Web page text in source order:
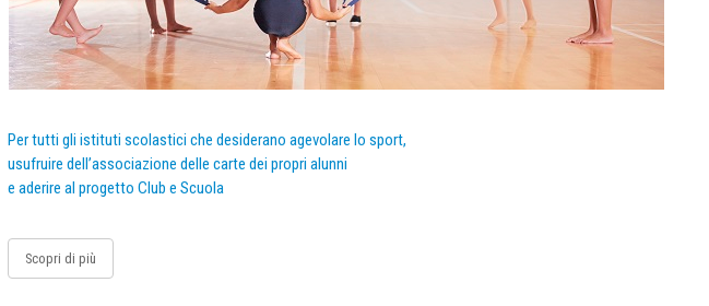
Per tutti gli istituti scolastici che desiderano agevolare lo sport,
usufruire dell’associazione delle carte dei propri alunni
e aderire al progetto Club e Scuola
Scopri di più